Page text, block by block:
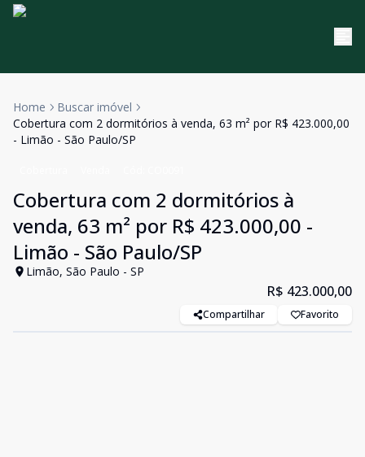
Home
Buscar imóvel
Cobertura com 2 dormitórios à venda, 63 m² por R$ 423.000,00
- Limão - São Paulo/SP
Cobertura com 2 dormitórios à
venda, 63 m² por R$ 423.000,00 -
Limão - São Paulo/SP
Limão, São Paulo - SP
R$ 423.000,00
Compartilhar Favorito